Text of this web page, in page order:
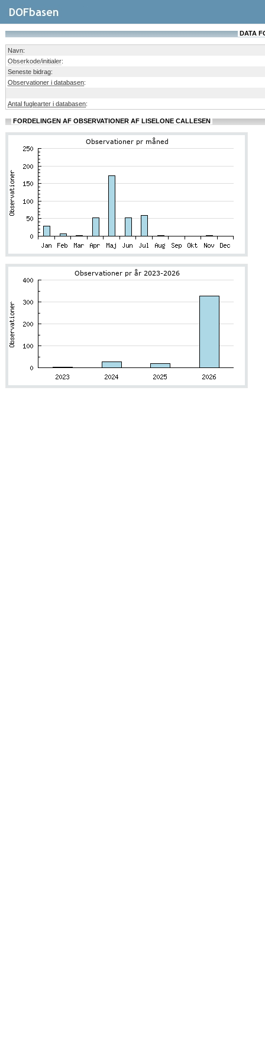
DATA
Navn:
Obserkode/initialer:
Seneste bidrag:
Observationer i databasen:
Antal fuglearter i databasen:
FORDELINGEN AF OBSERVATIONER AF LISELONE CALLESEN